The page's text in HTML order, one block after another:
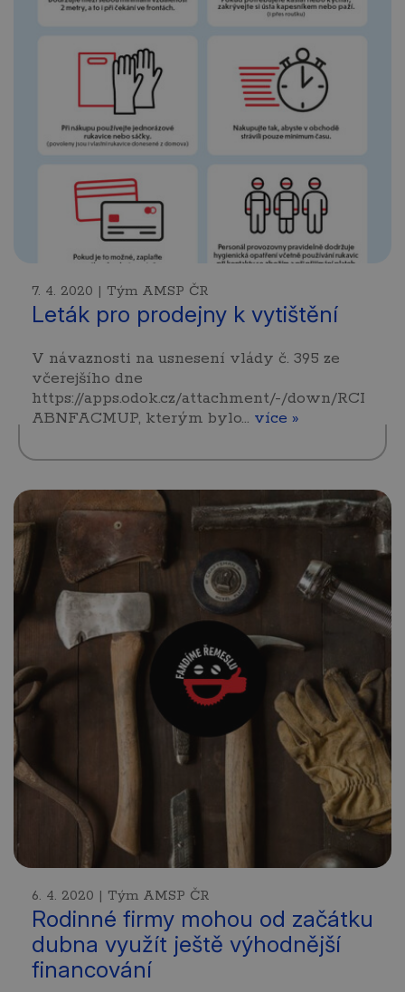
7. 4. 2020 | Tým AMSP ČR
Leták pro prodejny k vytištění
V návaznosti na usnesení vlády č. 395 ze
včerejšího dne
https://apps.odok.cz/attachment/-/down/RCI
ABNFACMUP, kterým bylo… více »
6. 4. 2020 | Tým AMSP ČR
Rodinné firmy mohou od začátku
dubna využít ještě výhodnější
financování